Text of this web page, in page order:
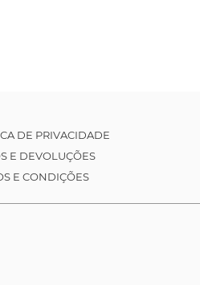
DE PRIVACIDADE
E DEVOLUÇÕES
E CONDIÇÕES